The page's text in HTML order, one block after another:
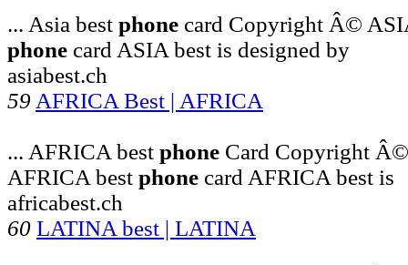
... Asia best phone card Copyright Â©
phone card ASIA best is designed by
asiabest.ch
59 AFRICA Best | AFRICA
... AFRICA best phone Card Copyright
AFRICA best phone card AFRICA best is
africabest.ch
60 LATINA best | LATINA